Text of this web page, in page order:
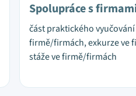
Spolupráce s
část praktického
firmě/firmách, exkurze ve
stáže ve firmě/firmách